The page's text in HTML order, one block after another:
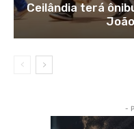
Ceilândia terá
-